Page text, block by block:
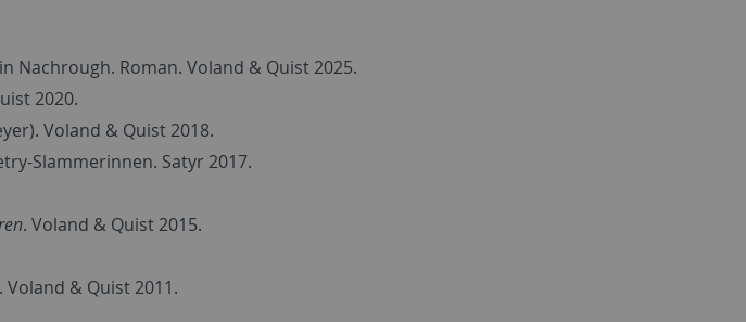
Nachrough. Roman. Voland & Quist 2025.
2020.
Voland & Quist 2018.
Slammerinnen. Satyr 2017.
. Voland & Quist 2015.
. Voland & Quist 2011.